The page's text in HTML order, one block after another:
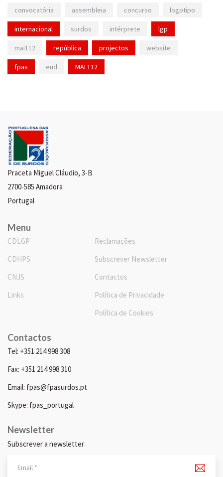
convocatória assembleia concurso logotipo
internacional surdos intérprete lgp
mai112 república projectos website
fpas eud MAI 112
Praceta Miguel Cláudio, 3-B
2700-585 Amadora
Portugal
Menu
CDLGP
CDHPS
CNJS
Links
Reclamações
Subscrever Newsletter
Contactos
Política de Privacidade
Política de Cookies
Contactos
Tel: +351 214 998 308
Fax: +351 214 998 310
Email: fpas@fpasurdos.pt
Skype: fpas_portugal
Newsletter
Subscrever a newsletter